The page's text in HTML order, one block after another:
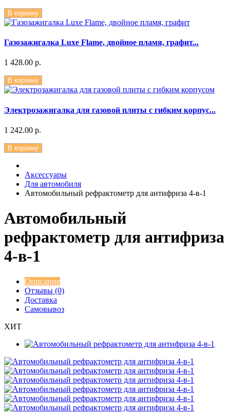
В корзину
Газозажигалка Luxe Flame, двойное пламя, графит...
1 428.00 р.
В корзину
Электрозажигалка для газовой плиты с гибким корпус...
1 242.00 р.
В корзину
Аксессуары
Для автомобиля
Автомобильный рефрактометр для антифриза 4-в-1
Автомобильный
рефрактометр для антифриза
4-в-1
Описание
Отзывы (0)
Доставка
Самовывоз
ХИТ